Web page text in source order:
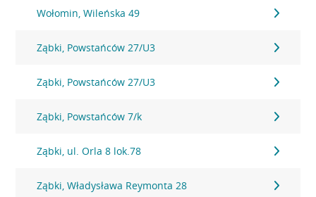
Wołomin, Wileńska 49
Ząbki, Powstańców 27/U3
Ząbki, Powstańców 27/U3
Ząbki, Powstańców 7/k
Ząbki, ul. Orla 8 lok.78
Ząbki, Władysława Reymonta 28